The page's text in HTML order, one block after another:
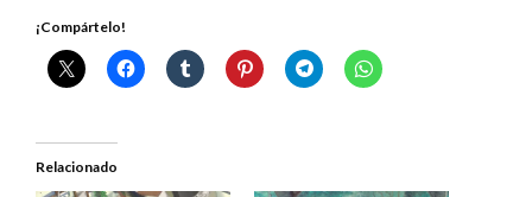
¡Compártelo!
Relacionado